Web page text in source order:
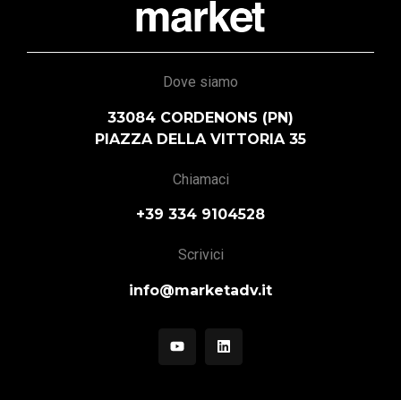
Dove siamo
33084 CORDENONS (PN)
PIAZZA DELLA VITTORIA 35
Chiamaci
+39 334 9104528
Scrivici
info@marketadv.it